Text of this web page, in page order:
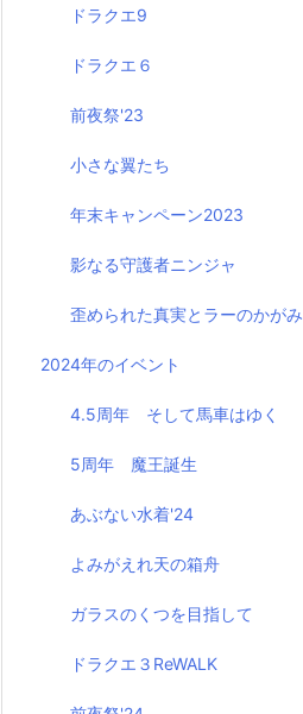
ドラクエ9
ドラクエ６
前夜祭'23
小さな翼たち
年末キャンペーン2023
影なる守護者ニンジャ
歪められた真実とラーのかがみ
2024年のイベント
4.5周年 そして馬車はゆく
5周年 魔王誕生
あぶない水着'24
よみがえれ天の箱舟
ガラスのくつを目指して
ドラクエ３ReWALK